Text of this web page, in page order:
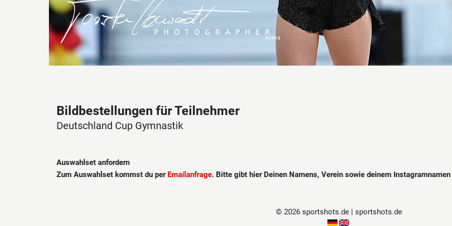
Bildbestellungen für Teilnehmer
Deutschland Cup Gymnastik
Auswahlset anfordern
Zum Auswahlset kommst du per Emailanfrage. Bitte gibt hier Deinen Namens, Verein sowie deinem Instagramnamen
© 2026 sportshots.de | sportshots.de